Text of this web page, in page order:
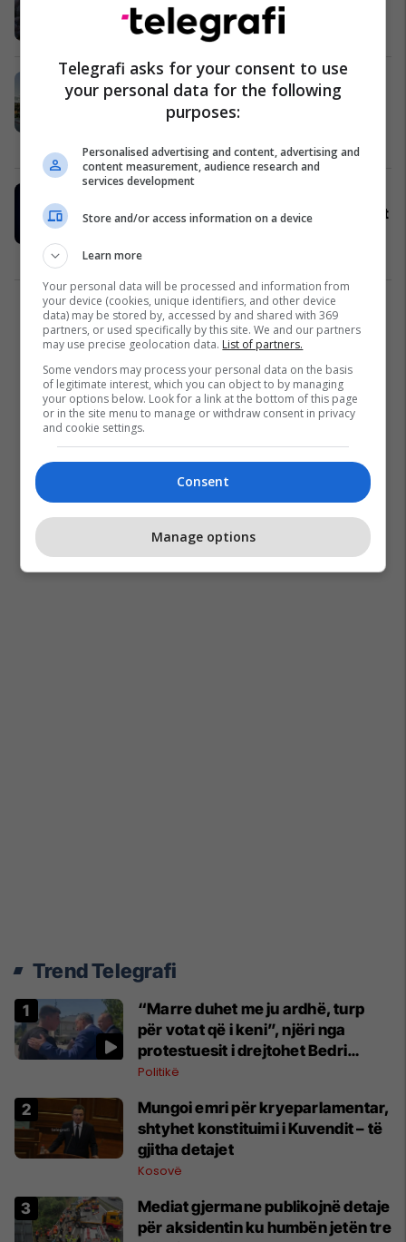
asgjësohen mijëra pata në Bullgari
Nga Bota 17/02/2020
Rrezik në SHBA, amerikani i
infektuar me coronavirusin
vdekjeprurës 'kishte kontakt të
Meksika dhe Kolumbia hetojnë
rastet e para të mundshme të virusit
Nga Bota
2
Trend Telegrafi
“Marre duhet me ju ardhë, turp
për votat që i keni”, njëri nga
protestuesit i drejtohet Bedri
Hamzës
Politikë
Mungoi emri për kryeparlamentar,
shtyhet konstituimi i Kuvendit – të
gjitha detajet
Kosovë
Mediat gjermane publikojnë detaje
për aksidentin ku humbën jetën tre
Telegrafi asks for your consent to use
your personal data for the following
purposes:
Personalised advertising and content, advertising and
content measurement, audience research and
services development
Store and/or access information on a device
Learn more
Your personal data will be processed and information from
your device (cookies, unique identifiers, and other device
data) may be stored by, accessed by and shared with 369
partners, or used specifically by this site. We and our partners
may use precise geolocation data. List of partners.
Some vendors may process your personal data on the basis
of legitimate interest, which you can object to by managing
your options below. Look for a link at the bottom of this page
or in the site menu to manage or withdraw consent in privacy
and cookie settings.
Consent
Manage options